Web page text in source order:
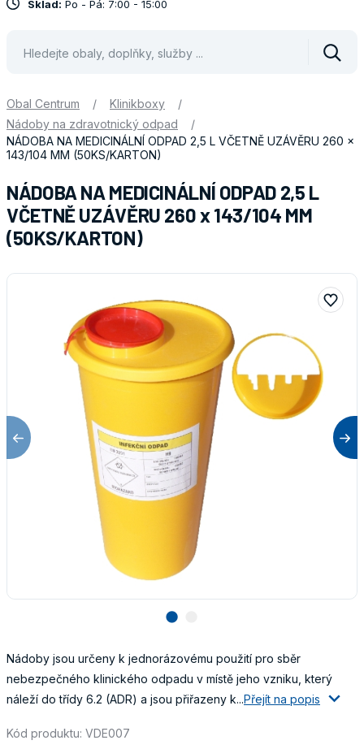
Sklad: Po - Pá: 7:00 - 15:00
Obal Centrum / Klinikboxy
/
Nádoby na zdravotnický odpad
/
NÁDOBA NA MEDICINÁLNÍ ODPAD 2,5 L VČETNĚ UZÁVĚRU 260 x
143/104 MM (50KS/KARTON)
NÁDOBA NA MEDICINÁLNÍ ODPAD 2,5 L
VČETNĚ UZÁVĚRU 260 x 143/104 MM
(50KS/KARTON)
lens
Nádoby jsou určeny k jednorázovému použití pro sběr
nebezpečného klinického odpadu v místě jeho vzniku, který
náleží do třídy 6.2 (ADR) a jsou přiřazeny k...Přejít na popis
Kód produktu: VDE007